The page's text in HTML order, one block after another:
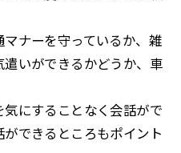
ナーを守っているか、雑
いができるかどうか、車
にすることなく会話がで
できるところもポイント